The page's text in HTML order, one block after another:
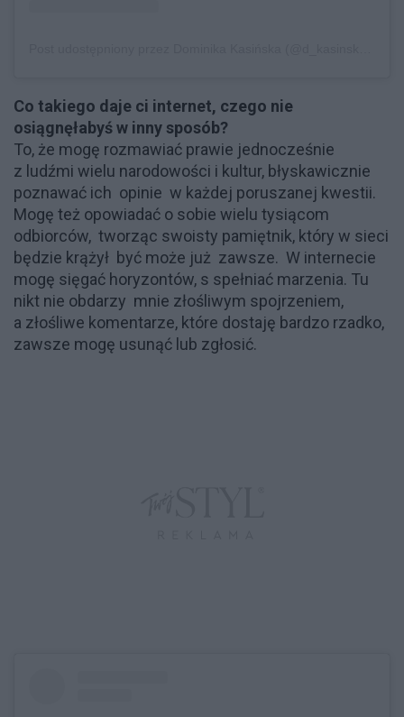
Co takiego daje ci internet, czego nie
osiągnęłabyś w inny sposób?
To, że mogę rozmawiać prawie jednocześnie
z ludźmi wielu narodowości i kultur, błyskawicznie
poznawać ich opinie w każdej poruszanej kwestii.
Mogę też opowiadać o sobie wielu tysiącom
odbiorców, tworząc swoisty pamiętnik, który w sieci
będzie krążył być może już zawsze. W internecie
mogę sięgać horyzontów, s spełniać marzenia. Tu
nikt nie obdarzy mnie złośliwym spojrzeniem,
a złośliwe komentarze, które dostaję bardzo rzadko,
zawsze mogę usunąć lub zgłosić.